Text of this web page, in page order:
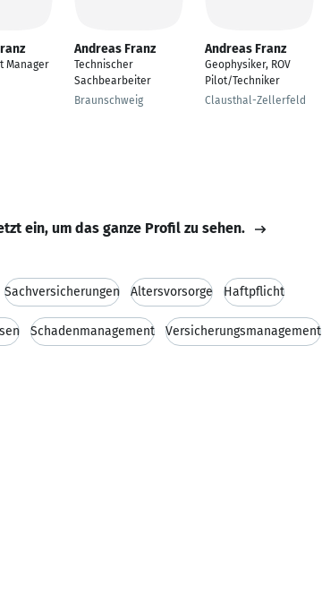
Manager
Andreas Franz
Technischer
Sachbearbeiter
Braunschweig
Andreas Franz
Geophysiker, ROV
Pilot/Techniker
Clausthal-Zellerfeld
ein, um das ganze Profil zu sehen.
Sachversicherungen Altersvorsorge Haftpflicht
Schadenmanagement Versicherungsmanagement